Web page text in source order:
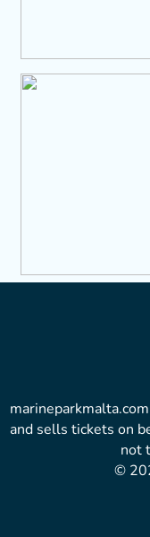
and sells tickets on
not
©